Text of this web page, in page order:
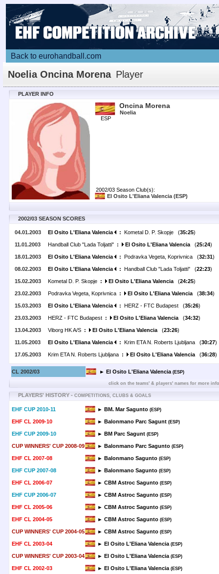
Back to eurohandball.com
Noelia Oncina Morena Player
PLAYER INFO
ESP
Oncina Morena
Noelia
2002/03 Season Club(s):
El Osito L'Eliana Valencia (ESP)
2002/03 SEASON SCORES
04.01.2003 El Osito L'Eliana Valencia : Kometal D. P. Skopje (35:25)
11.01.2003 Handball Club "Lada Toljatti" : El Osito L'Eliana Valencia (25:24)
18.01.2003 El Osito L'Eliana Valencia : Podravka Vegeta, Koprivnica (32:31)
08.02.2003 El Osito L'Eliana Valencia : Handball Club "Lada Toljatti" (22:23)
15.02.2003 Kometal D. P. Skopje : El Osito L'Eliana Valencia (24:25)
23.02.2003 Podravka Vegeta, Koprivnica : El Osito L'Eliana Valencia (38:34)
15.03.2003 El Osito L'Eliana Valencia : HERZ - FTC Budapest (35:26)
23.03.2003 HERZ - FTC Budapest : El Osito L'Eliana Valencia (34:32)
13.04.2003 Viborg HK A/S : El Osito L'Eliana Valencia (23:26)
11.05.2003 El Osito L'Eliana Valencia : Krim ETA N. Roberts Ljubljana (30:27)
17.05.2003 Krim ETA N. Roberts Ljubljana : El Osito L'Eliana Valencia (36:28)
CL 2002/03 ► El Osito L'Eliana Valencia(ESP)
click on the teams' & players' names for more
PLAYERS' HISTORY - COMPETITIONS, CLUBS & GOALS
EHF CUP 2010-11 ► BM. Mar Sagunto (ESP)
EHF CL 2009-10 ► Balonmano Parc Sagunt (ESP)
EHF CUP 2009-10 ► BM Parc Sagunt (ESP)
CUP WINNERS' CUP 2008-09 ► Balonmano Parc Sagunto (ESP)
EHF CL 2007-08 ► Balonmano Sagunto (ESP)
EHF CUP 2007-08 ► Balonmano Sagunto (ESP)
EHF CL 2006-07 ► CBM Astroc Sagunto (ESP)
EHF CUP 2006-07 ► CBM Astroc Sagunto (ESP)
EHF CL 2005-06 ► CBM Astroc Sagunto (ESP)
EHF CL 2004-05 ► CBM Astroc Sagunto (ESP)
CUP WINNERS' CUP 2004-05 ► CBM Astroc Sagunto (ESP)
EHF CL 2003-04 ► El Osito L'Eliana Valencia(ESP)
CUP WINNERS' CUP 2003-04 ► El Osito L'Eliana Valencia(ESP)
EHF CL 2002-03 ► El Osito L'Eliana Valencia(ESP)